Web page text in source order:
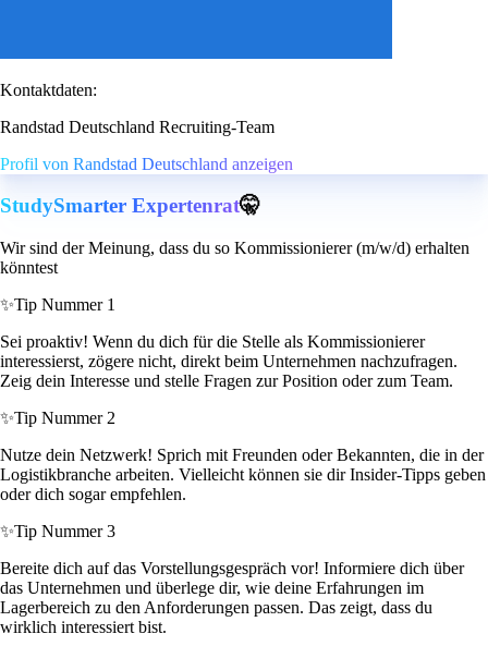
Kontaktdaten:
Randstad Deutschland Recruiting-Team
Profil von Randstad Deutschland anzeigen
StudySmarter Expertenrat🤫
Wir sind der Meinung, dass du so Kommissionierer (m/w/d) erhalten
könntest
✨Tip Nummer 1
Sei proaktiv! Wenn du dich für die Stelle als Kommissionierer
interessierst, zögere nicht, direkt beim Unternehmen nachzufragen.
Zeig dein Interesse und stelle Fragen zur Position oder zum Team.
✨Tip Nummer 2
Nutze dein Netzwerk! Sprich mit Freunden oder Bekannten, die in der
Logistikbranche arbeiten. Vielleicht können sie dir Insider-Tipps geben
oder dich sogar empfehlen.
✨Tip Nummer 3
Bereite dich auf das Vorstellungsgespräch vor! Informiere dich über
das Unternehmen und überlege dir, wie deine Erfahrungen im
Lagerbereich zu den Anforderungen passen. Das zeigt, dass du
wirklich interessiert bist.